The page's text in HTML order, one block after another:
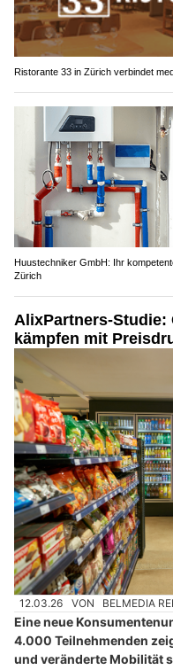
Ristorante 33 in Zürich verbindet
Huustechniker GmbH: Ihr
Zürich
AlixPartners-Studie:
kämpfen mit
12.03.26 VON BELMEDIA
Eine neue
4.000 Teilnehmenden
und veränderte Mobilität